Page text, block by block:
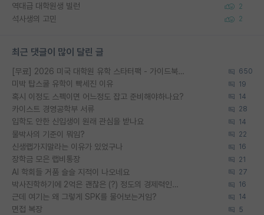
역대급 대학원생 빌런 2
석사생의 고민 2
최근 댓글이 많이 달린 글
[무료] 2026 미국 대학원 유학 스타터팩 - 가이드북 & 합격자 컨택메일 템플릿 650
미박 탑스쿨 유학이 빡세진 이유 19
혹시 이정도 스펙이면 어느정도 잡고 준비해야하나요? 14
카이스트 경영공학부 서류 28
입학도 안한 신입생이 원래 관심을 받나요 14
물박사의 기준이 뭐임? 22
신생랩가지말라는 이유가 있었구나 16
장학금 모은 랩비통장 21
AI 학회들 거품 슬슬 지적이 나오네요 27
박사진학하기에 2억은 괜찮은 (?) 정도의 경제력인가요 16
근데 여기는 왜 그렇게 SPK를 물어보는거임? 14
면접 복장 5